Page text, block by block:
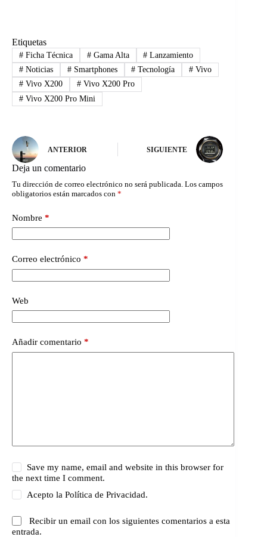
Etiquetas
#Ficha Técnica #Gama Alta # Lanzamiento
#Noticias #Smartphones # Tecnología # Vivo
#Vivo X200 #Vivo X200 Pro
#Vivo X200 Pro Mini
ANTERIOR SIGUIENTE
Deja un comentario
Tu dirección de correo electrónico no será publicada. Los campos
obligatorios están marcados con *
Nombre *
Correo electrónico *
Web
Añadir comentario *
Save my name, email and website in this browser for
the next time I comment.
Acepto laPolítica de Privacidad.
Recibir un email con los siguientes comentarios a esta
entrada.